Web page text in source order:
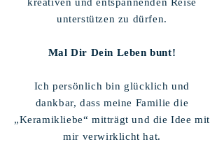
unterstützen zu dürfen.
Mal Dir Dein Leben bunt!
Ich persönlich bin glücklich und
dankbar, dass meine Familie die
„Keramikliebe“ mitträgt und die Idee mit
mir verwirklicht hat.